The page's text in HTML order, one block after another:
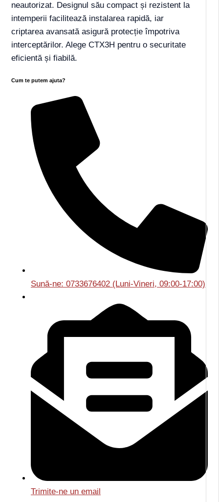
neautorizat. Designul său compact și rezistent la
intemperii facilitează instalarea rapidă, iar
criptarea avansată asigură protecție împotriva
interceptărilor. Alege CTX3H pentru o securitate
eficientă și fiabilă.
Cum te putem ajuta?
Sună-ne: 0733676402 (Luni-Vineri, 09:00-17:00)
Trimite-ne un email